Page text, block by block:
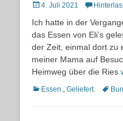
Posted
4. Juli 2021
Ich hatte in der
das Essen von Eli’s
der Zeit, einmal dort zu
meiner Mama auf
Heimweg über die Ries
Kategorien
Essen., Geliefert.